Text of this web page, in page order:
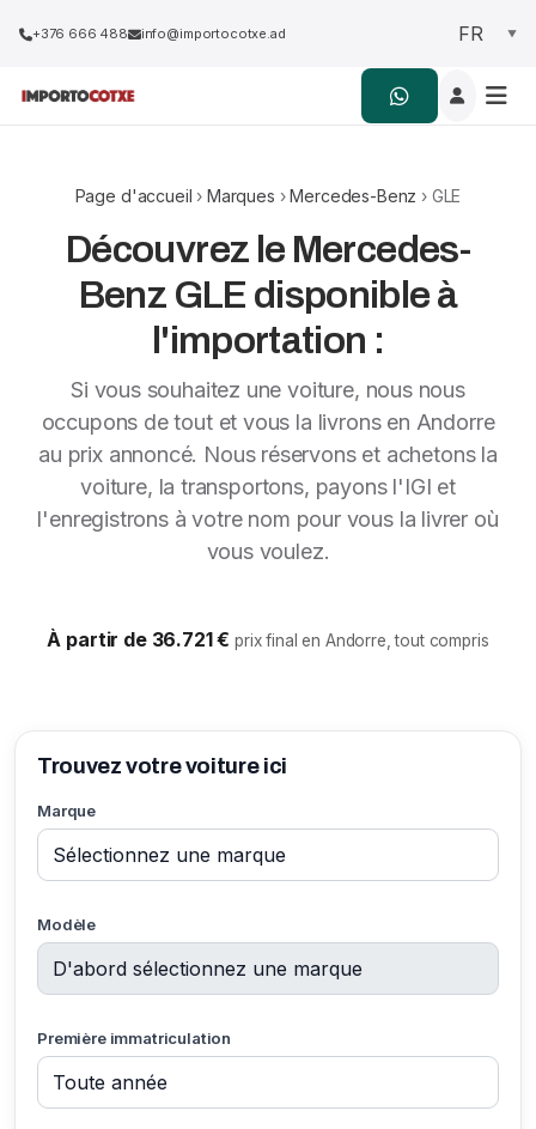
+376 666 488 info@importocotxe.ad
Page d'accueil › Marques ›Mercedes-Benz › GLE
Découvrez le Mercedes-
Benz GLE disponible à
l'importation :
Si vous souhaitez une voiture, nous nous
occupons de tout et vous la livrons en Andorre
au prix annoncé. Nous réservons et achetons la
voiture, la transportons, payons l'IGI et
l'enregistrons à votre nom pour vous la livrer où
vous voulez.
À partir de 36.721 €prix final en Andorre, tout compris
Trouvez votre voiture ici
Marque
Modèle
Première immatriculation